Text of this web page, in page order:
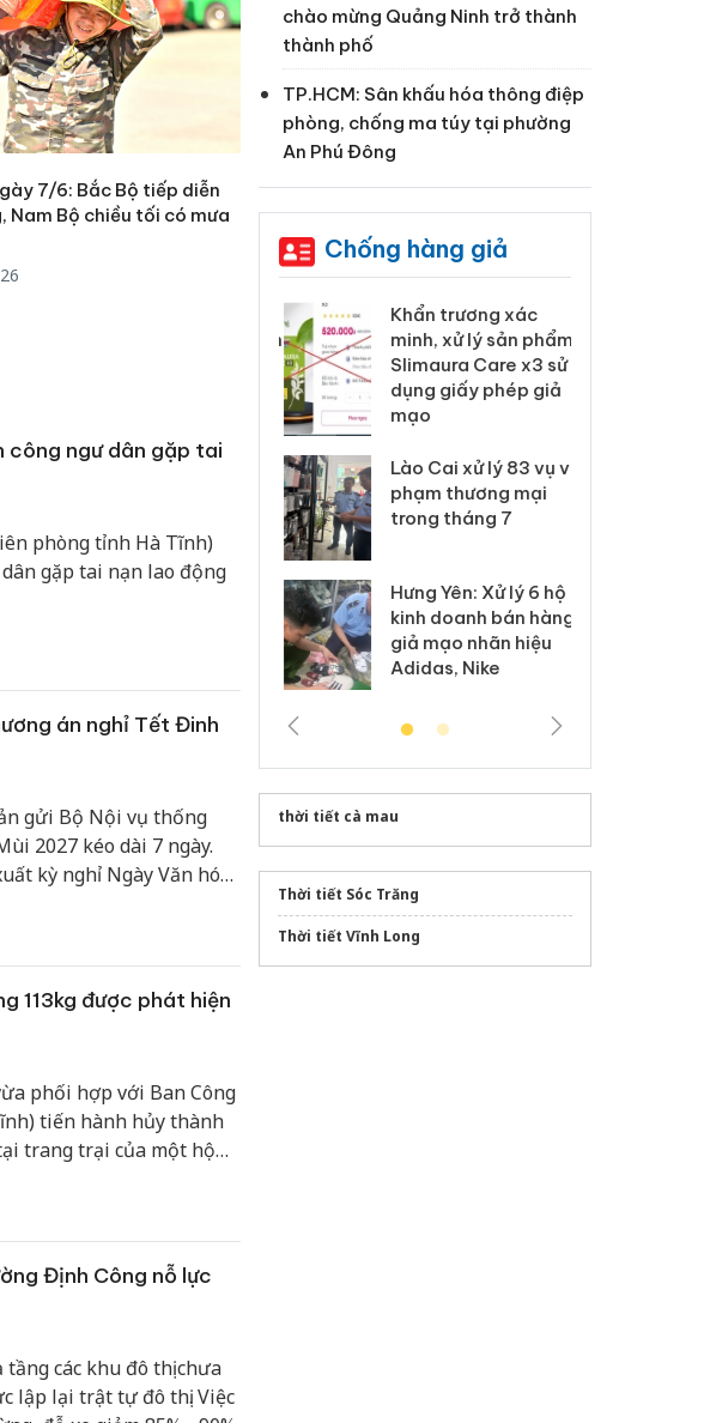
7/6: Bắc Bộ tiếp diễn
Nam Bộ chiều tối có mưa
công ngư dân gặp tai
phòng tỉnh Hà Tĩnh)
gặp tai nạn lao động
án nghỉ Tết Đinh
gửi Bộ Nội vụ thống
2027 kéo dài 7 ngày.
kỳ nghỉ Ngày Văn hóa
113kg được phát hiện
phối hợp với Ban Công
tiến hành hủy thành
trang trại của một hộ
Định Công nỗ lực
các khu đô thị chưa
lập lại trật tự đô thị. Việc
chào mừng Quảng Ninh trở thành
thành phố
TP.HCM: Sân khấu hóa thông điệp
phòng, chống ma túy tại phường
An Phú Đông
Chống hàng giả
Công an Thanh Hóa
bán yến sào giả
Khẩn trương xác
minh, xử lý sản phẩm
Slimaura Care x3 sử
dụng giấy phép giả
mạo
Lào Cai xử lý 83 vụ vi
phạm thương mại
trong tháng 7
Hưng Yên: Xử lý 6 hộ
kinh doanh bán hàng
giả mạo nhãn hiệu
Adidas, Nike
thời tiết cà mau
Thời tiết Sóc Trăng
Thời tiết Vĩnh Long